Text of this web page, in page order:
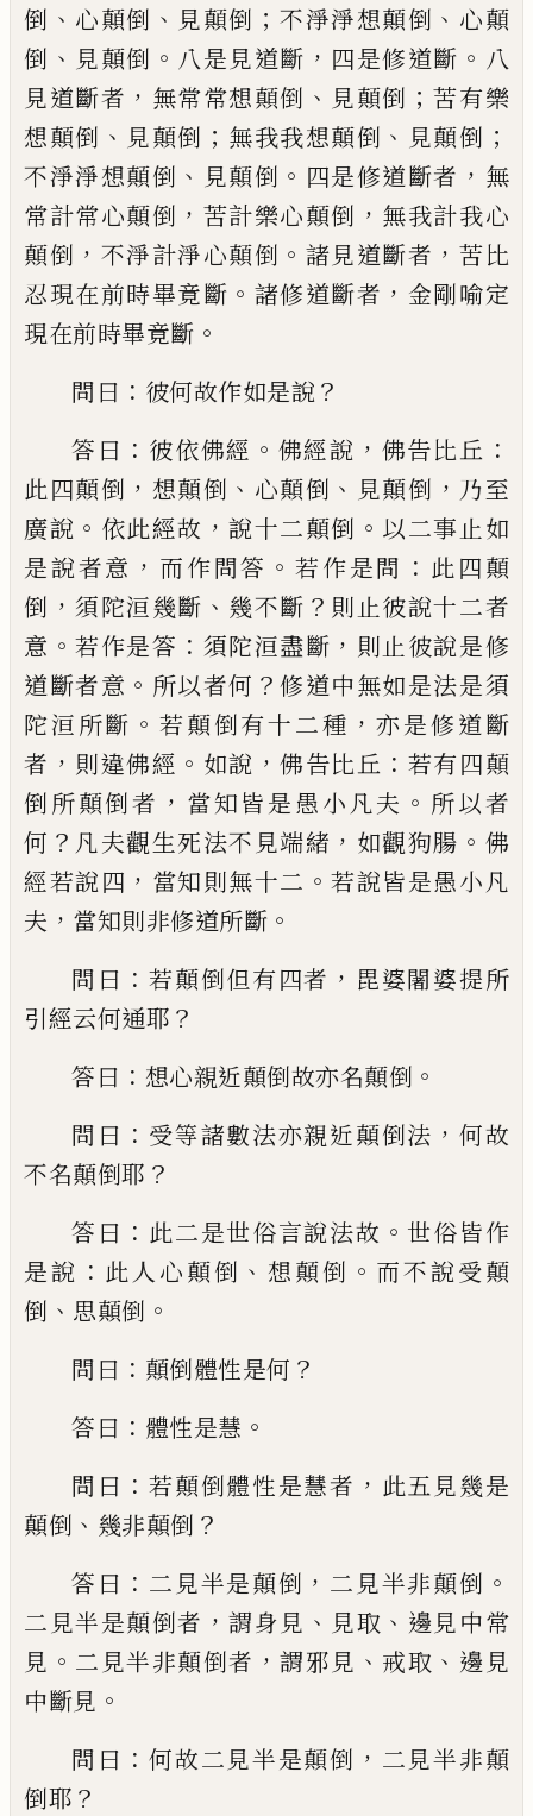
倒 、 心顛倒 、 見顛倒 ； 不淨淨想顛倒 、 心顛
倒 、 見顛倒 。 八是 見道斷 ， 四是修道斷 。 八
見道斷者 ， 無常常想顛倒 、 見顛倒 ； 苦有樂
想顛倒 、 見顛倒 ； 無我我想顛倒 、 見顛倒 ；
不淨淨想顛倒 、 見顛倒 。 四是修道斷者 ， 無
常計常心顛倒 ， 苦計樂心顛倒 ， 無我計我心
顛倒 ， 不淨計淨心顛倒 。 諸見道斷者 ，苦比
忍現在前時畢竟斷 。 諸修道斷者 ， 金剛喻定
現在前時畢竟斷 。
問曰 ： 彼何故作如是說 ？
答曰 ： 彼依佛經 。 佛經說 ， 佛告比丘 ：
此四顛倒 ， 想顛倒 、 心顛倒 、 見顛倒 ， 乃至
廣說 。 依此經故 ，說十二顛倒 。 以二事止如
是說者意 ， 而作問答 。 若作是問 ： 此四顛
倒 ， 須陀洹幾斷 、 幾不斷 ？ 則止彼說十二者
意 。若作是答 ： 須陀洹盡斷 ， 則止彼說是修
道斷者意 。 所以者何 ？修道中無如是法是須
陀洹所斷 。 若顛倒有十二種 ，亦是修道斷
者 ， 則違佛經 。 如說 ，佛告比丘 ： 若有四顛
倒所顛倒者 ， 當知皆是愚小凡夫 。 所以者
何 ？ 凡夫觀生死法不見端緒 ， 如觀狗腸 。 佛
經若說四 ， 當知則無十二 。若說皆是愚小凡
夫 ， 當知則非修道所斷 。
問 曰 ：若顛倒但有四者 ， 毘婆闍婆提所
引經云何通耶 ？
答曰 ： 想心親近顛倒故亦名顛倒 。
問曰 ： 受等諸數法亦親近顛倒法 ， 何故
不名顛倒耶 ？
答曰 ： 此二是世俗言說法故 。 世俗皆作
是說 ： 此人心顛倒 、 想顛倒 。 而不說受顛
倒 、 思顛倒 。
問曰 ： 顛倒體性是何 ？
答曰 ： 體性是慧 。
問曰 ：若顛倒體性是慧者 ， 此五見幾是
顛倒 、 幾非顛倒 ？
答曰 ： 二見半是顛倒 ， 二見半非顛倒 。
二見半是顛倒者 ，謂身見 、 見取 、 邊見中常
見 。 二見半非顛倒者 ，謂邪見 、 戒取 、 邊 見
中斷見 。
問曰 ：何故二見半是顛倒 ， 二見半非顛
倒耶 ？